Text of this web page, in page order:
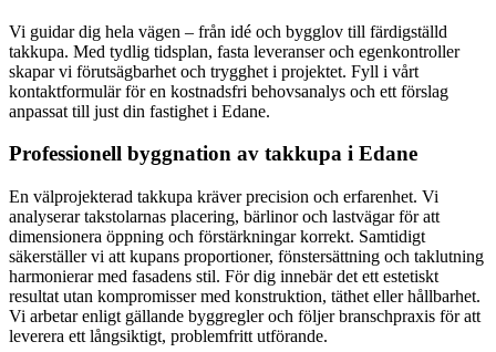
Vi guidar dig hela vägen – från idé och bygglov till färdigställd
takkupa. Med tydlig tidsplan, fasta leveranser och egenkontroller
skapar vi förutsägbarhet och trygghet i projektet. Fyll i vårt
kontaktformulär för en kostnadsfri behovsanalys och ett förslag
anpassat till just din fastighet i Edane.
Professionell byggnation av takkupa i Edane
En välprojekterad takkupa kräver precision och erfarenhet. Vi
analyserar takstolarnas placering, bärlinor och lastvägar för att
dimensionera öppning och förstärkningar korrekt. Samtidigt
säkerställer vi att kupans proportioner, fönstersättning och taklutning
harmonierar med fasadens stil. För dig innebär det ett estetiskt
resultat utan kompromisser med konstruktion, täthet eller hållbarhet.
Vi arbetar enligt gällande byggregler och följer branschpraxis för att
leverera ett långsiktigt, problemfritt utförande.